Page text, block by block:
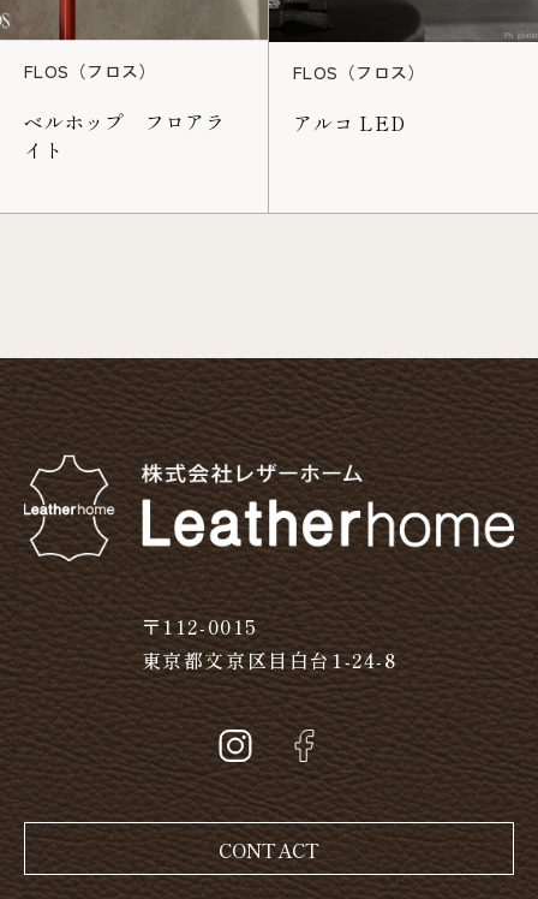
FLOS（フロス）
ベルホップ フロアラ
イト
FLOS（フロス）
アルコ LED
〒112-0015
東京都文京区目白台1-24-8
CONTACT